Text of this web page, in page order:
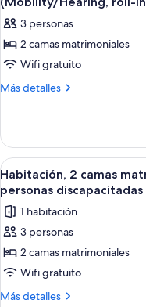
(Bathtub
w/Grab
Bars)
Non
Smoking
(Bathtub
Bars)
las
fotos
de
Habitación,
2
para
no
fumadores
(Mobility/Hearing,
roll-
in
shower)
3 personas
2 camas matrimoniales
Wifi gratuito
Más detalles
Más
2
camas
matrimoniales,
para
no
fumadores
(Mobility/Hearing,
in
shower)
Abrir
todas
las
fotos
de
Habitación,
2
camas
1
Habitación, 2 camas
personas
1 habitación
3 personas
2 camas matrimoniales
Wifi gratuito
Más detalles
Más